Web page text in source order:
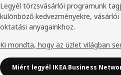
Legyél törzsvásárlói programunk
különböző kedvezményekre,
oktatási anyagainkhoz.
Ki mondta, hogy az üzlet világban
Miért legyél IKEA Business